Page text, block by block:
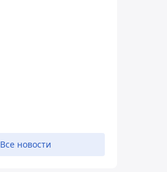
Все новости